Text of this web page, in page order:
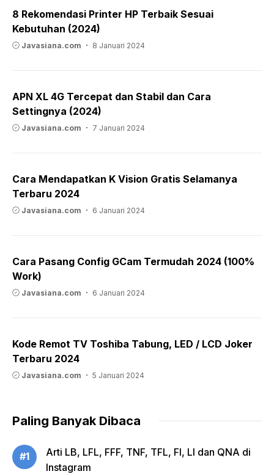
8 Rekomendasi Printer HP Terbaik Sesuai
Kebutuhan (2024)
Javasiana.com 8 Januari 2024
APN XL 4G Tercepat dan Stabil dan Cara
Settingnya (2024)
Javasiana.com 7 Januari 2024
Cara Mendapatkan K Vision Gratis Selamanya
Terbaru 2024
Javasiana.com 6 Januari 2024
Cara Pasang Config GCam Termudah 2024 (100%
Work)
Javasiana.com 6 Januari 2024
Kode Remot TV Toshiba Tabung, LED / LCD Joker
Terbaru 2024
Javasiana.com 5 Januari 2024
Paling Banyak Dibaca
#1
Arti LB, LFL, FFF, TNF, TFL, FI, LI dan QNA di
Instagram